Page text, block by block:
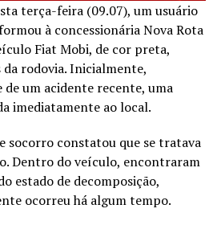
terça-feira (09.07), um usuário
à concessionária Nova Rota
Fiat Mobi, de cor preta,
da rodovia. Inicialmente,
um acidente recente, uma
imediatamente ao local.
socorro constatou que se tratava
Dentro do veículo, encontraram
estado de decomposição,
ocorreu há algum tempo.